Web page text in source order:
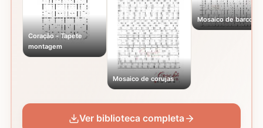
Coração - Tapete
montagem
Mosaico de corujas
Mosaico de barcos
Ver biblioteca completa